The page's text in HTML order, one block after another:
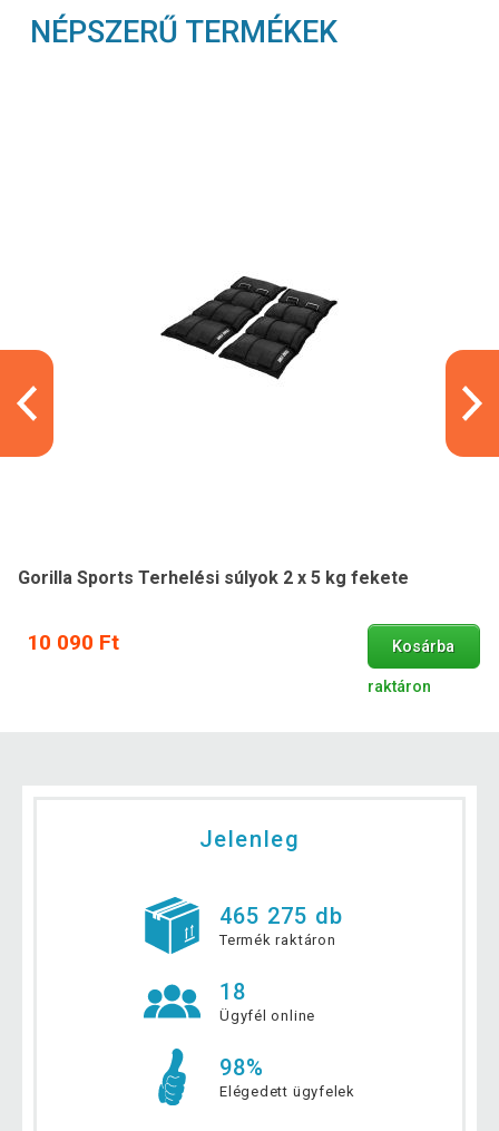
NÉPSZERŰ TERMÉKEK
Gorilla Sports Terhelési súlyok 2 x 5 kg fekete
10 090 Ft Kosárba
raktáron
Jelenleg
465 275 db
Termék raktáron
18
Ügyfél online
98%
Elégedett ügyfelek